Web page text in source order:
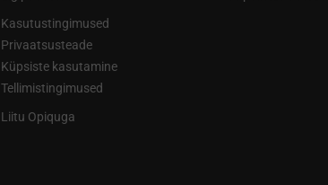
Kasutustingimused
Privaatsusteade
Küpsiste kasutamine
Tellimistingimused
Liitu Opiquga